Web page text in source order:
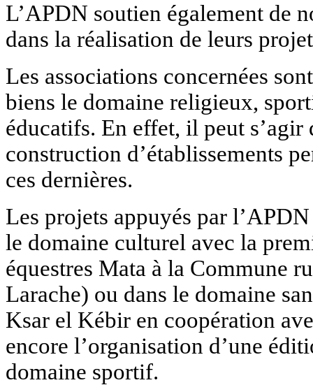
L’APDN soutien également de
dans la réalisation de leurs
Les associations concernées
biens le domaine religieux,
éducatifs. En effet, il peut s’agir
construction d’établissements
ces dernières.
Les projets appuyés par
le domaine culturel avec la
équestres Mata à la Commune
Larache) ou dans le domaine
Ksar el Kébir en coopération
encore l’organisation d’une
domaine sportif.